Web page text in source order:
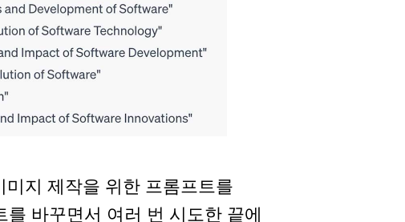
지 제작을 위한 프롬프트를
를 바꾸면서 여러 번 시도한 끝에